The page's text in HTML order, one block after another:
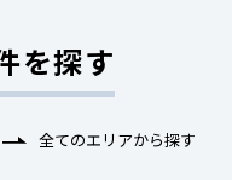
を探す
全てのエリアから探す